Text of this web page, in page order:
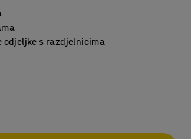
odjeljke s razdjelnicima